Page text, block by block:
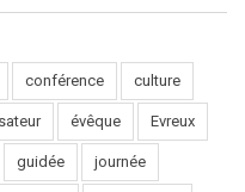
conférence culture
évêque Evreux
guidée journée